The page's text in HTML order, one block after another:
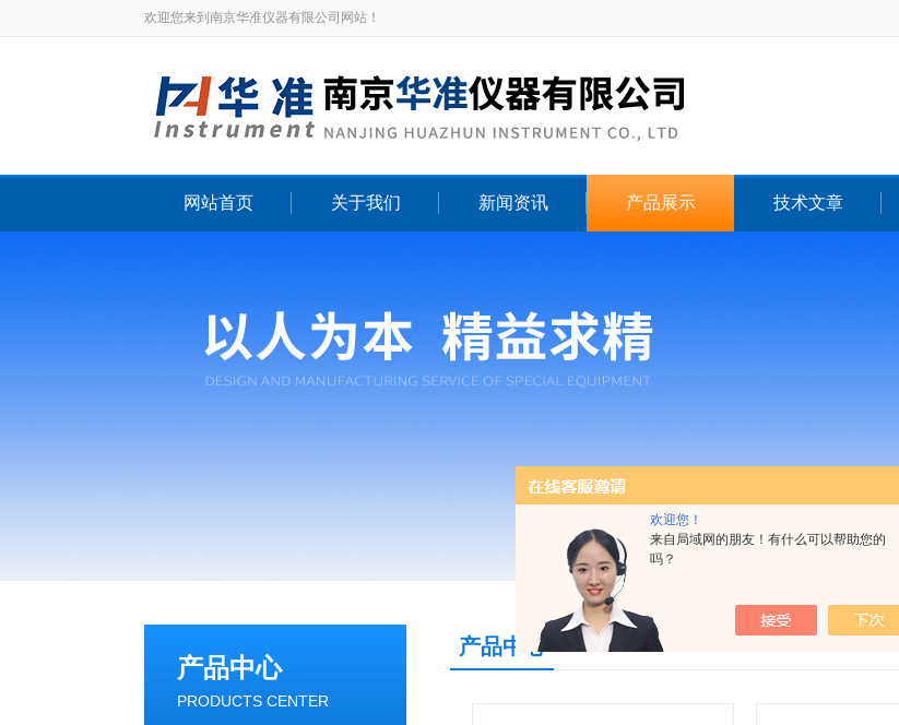
欢迎您！
来自局域网的朋友！有什么可以帮助您的
吗？
欢迎您来到南京华准仪器有限公司网站！
网站首页 关于我们 新闻资讯 产品展示 技术文章
产品中心
PRODUCTS CENTER
产品中心